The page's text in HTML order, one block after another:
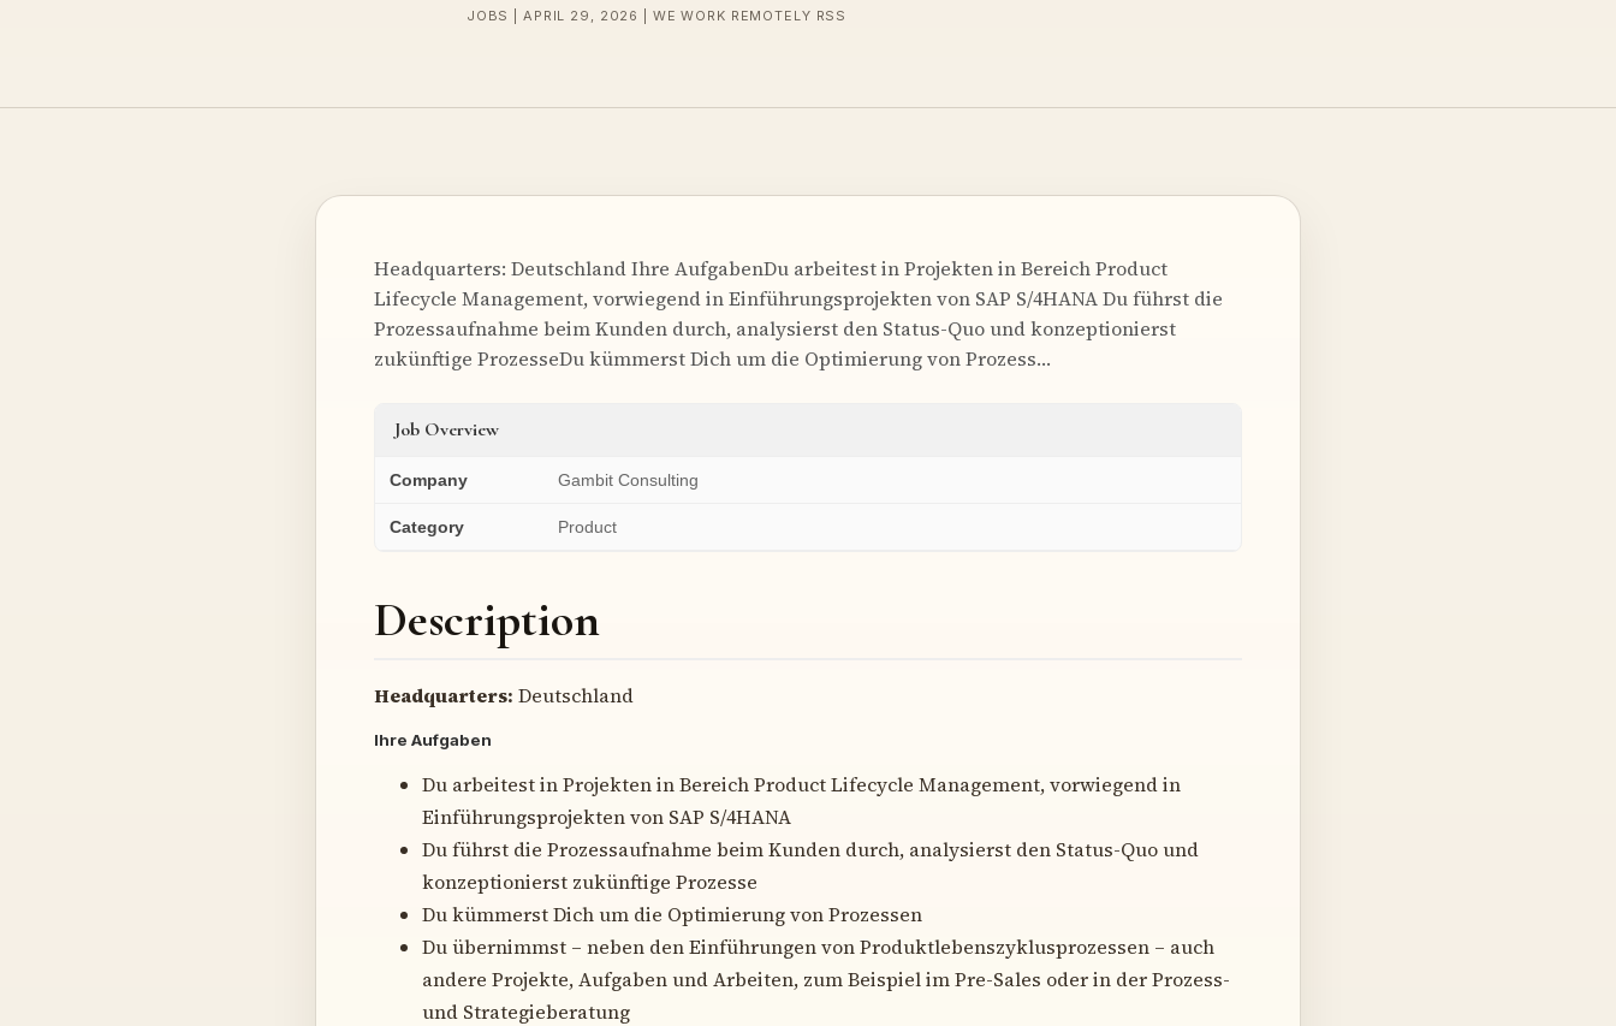
JOBS | APRIL 29, 2026 | WE WORK REMOTELY RSS
Headquarters: Deutschland Ihre AufgabenDu arbeitest in Projekten in Bereich Product
Lifecycle Management, vorwiegend in Einführungsprojekten von SAP S/4HANA Du führst die
Prozessaufnahme beim Kunden durch, analysierst den Status-Quo und konzeptionierst
zukünftige ProzesseDu kümmerst Dich um die Optimierung von Prozess…
Job Overview
Company Gambit Consulting
Category Product
Description
Headquarters: Deutschland
Ihre Aufgaben
Du arbeitest in Projekten in Bereich Product Lifecycle Management, vorwiegend in
Einführungsprojekten von SAP S/4HANA
Du führst die Prozessaufnahme beim Kunden durch, analysierst den Status-Quo und
konzeptionierst zukünftige Prozesse
Du kümmerst Dich um die Optimierung von Prozessen
Du übernimmst – neben den Einführungen von Produktlebenszyklusprozessen – auch
andere Projekte, Aufgaben und Arbeiten, zum Beispiel im Pre-Sales oder in der Prozess-
und Strategieberatung